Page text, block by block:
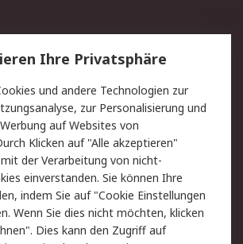
Lieferlösungen
Kontakt
Datenschutz
Zahlungsbedingungen
Ihre Privatsphäre
und andere Technologien zur
zur Personalisierung und
auf Websites von
Klicken auf "Alle akzeptieren"
der Verarbeitung von nicht-
einverstanden. Sie können Ihre
indem Sie auf "Cookie Einstellungen
Wenn Sie dies nicht möchten, klicken
Dies kann den Zugriff auf